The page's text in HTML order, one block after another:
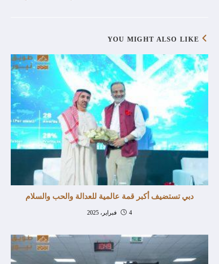
YOU MIGHT ALSO LIKE
دبي تستضيف أكبر قمة عالمية للعدالة والحب والسلام
4 فبراير، 2025